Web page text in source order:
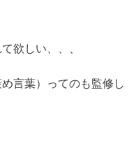
欲しい、、、
言葉）ってのも監修し